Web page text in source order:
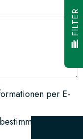
per E-
FILTER